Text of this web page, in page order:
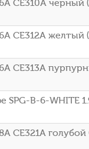
CE310A черный
CE312A желтый
CE313A
SPG-B-6-WHITE
CE321A голубой